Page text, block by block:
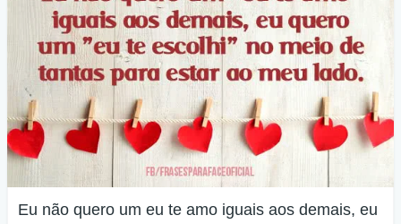
Eu não quero um eu te amo iguais aos demais, eu